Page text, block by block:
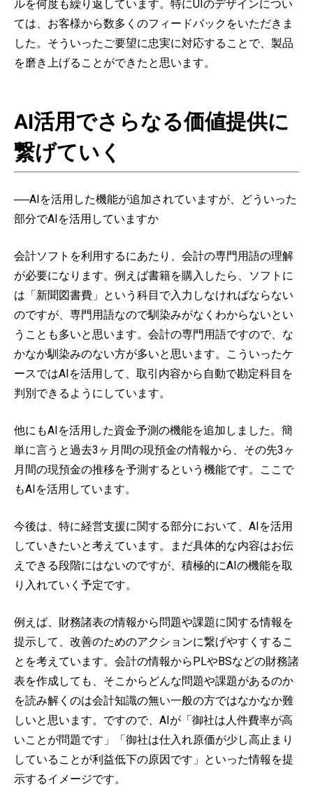
ルを何度も繰り返しています。特にUIのデザインについ
ては、お客様から数多くのフィードバックをいただきま
した。そういったご要望に忠実に対応することで、製品
を磨き上げることができたと思います。
AI活用でさらなる価値提供に
繋げていく
──AIを活用した機能が追加されていますが、どういった
部分でAIを活用していますか
会計ソフトを利用するにあたり、会計の専門用語の理解
が必要になります。例えば書籍を購入したら、ソフトに
は「新聞図書費」という科目で入力しなければならない
のですが、専門用語なので馴染みがなくわからないとい
うことも多いと思います。会計の専門用語ですので、な
かなか馴染みのない方が多いと思います。こういったケ
ースではAIを活用して、取引内容から自動で勘定科目を
判別できるようにしています。
他にもAIを活用した資金予測の機能を追加しました。簡
単に言うと過去3ヶ月間の現預金の情報から、その先3ヶ
月間の現預金の推移を予測するという機能です。ここで
もAIを活用しています。
今後は、特に経営支援に関する部分において、AIを活用
していきたいと考えています。まだ具体的な内容はお伝
えできる段階にはないのですが、積極的にAIの機能を取
り入れていく予定です。
例えば、財務諸表の情報から問題や課題に関する情報を
提示して、改善のためのアクションに繋げやすくするこ
とを考えています。会計の情報からPLやBSなどの財務諸
表を作成しても、そこからどんな問題や課題があるのか
を読み解くのは会計知識の無い一般の方ではなかなか難
しいと思います。ですので、AIが「御社は人件費率が高
いことが問題です」「御社は仕入れ原価が少し高止まり
していることが利益低下の原因です」といった情報を提
示するイメージです。